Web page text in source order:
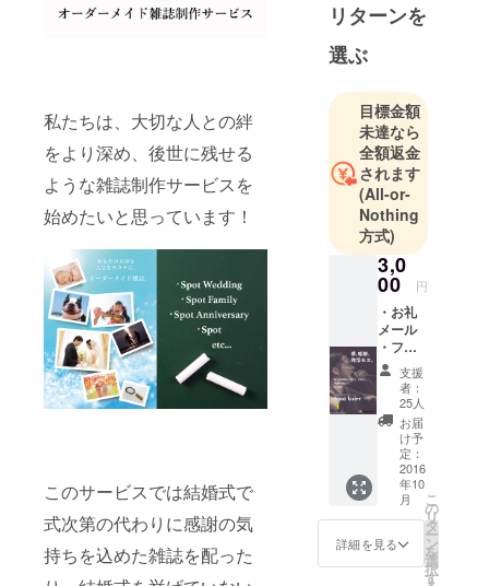
私たちは、大切な人との絆
をより深め、後世に残せる
ような雑誌制作サービスを
始めたいと思っています！
このサービスでは結婚式で
式次第の代わりに感謝の気
持ちを込めた雑誌を配った
を合言葉に
様々なジャ
ンルのアー
ティストに
インタ
ビューを
行っていま
す。
・「幸せ」
をカタチ
に、「明日
からの日
常」に変化
を。
幸せの瞬間
や人生の節
目、大切な
人への感謝
の気持ちを
カタチに。
絆を深める
「個人雑誌
制作サービ
リターンを
選ぶ
目標金額
未達なら
全額返金
されます
(All-or-
Nothing
方式)
3,0
00 円
・お礼
メール
・フ
リー
ペー
パー
（３名
のアー
ティス
トイン
ビュー
を記載
予定
で、表
支援
者：
25人
お届
け予
定：
2016
年10
月
詳細を見る
こ
の
リ
タ
ー
ン
を
選
択
す